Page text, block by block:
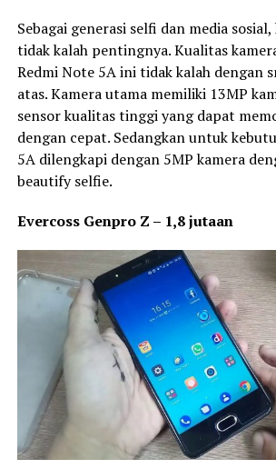
Sebagai generasi selfi dan media
tidak kalah pentingnya. Kualitas
Redmi Note 5A ini tidak kalah dengan
atas. Kamera utama memiliki 13MP
sensor kualitas tinggi yang dapat
dengan cepat. Sedangkan untuk
5A dilengkapi dengan 5MP kamera
beautify selfie.
Evercoss Genpro Z – 1,8 jutaan